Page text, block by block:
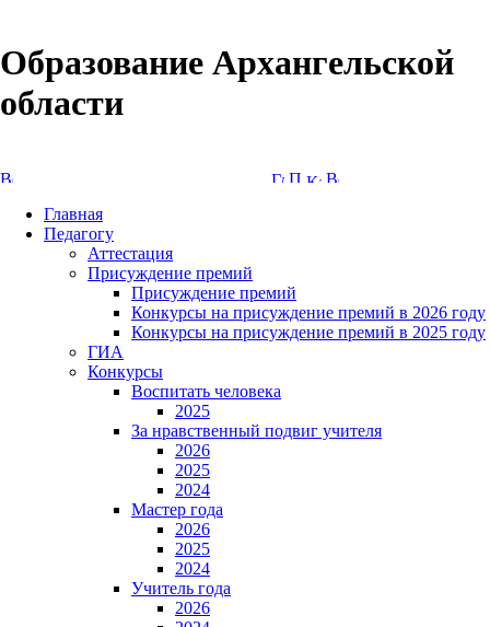
Образование Архангельской
области
Главная
Педагогу
Аттестация
Присуждение премий
Присуждение премий
Конкурсы на присуждение премий в 2026 году
Конкурсы на присуждение премий в 2025 году
ГИА
Конкурсы
Воспитать человека
2025
За нравственный подвиг учителя
2026
2025
2024
Мастер года
2026
2025
2024
Учитель года
2026